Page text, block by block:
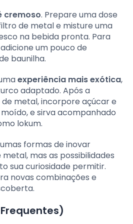
cremoso. Prepare uma dose
de metal e misture uma
na bebida pronta. Para
um pouco de
baunilha.
experiência mais exótica,
adaptado. Após a
metal, incorpore açúcar e
e sirva acompanhado
lokum.
formas de inovar
mas as possibilidades
sua curiosidade permitir.
novas combinações e